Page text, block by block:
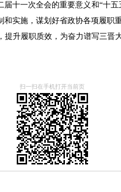
十一次全会的重要意义和“十
实施，谋划好省政协各项履职
升履职质效，为奋力谱写三
扫一扫在手机打开当前页